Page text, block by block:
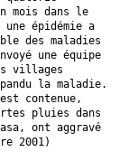
mois dans le
une épidémie a
des maladies
une équipe
villages
la maladie.
contenue,
pluies dans
ont aggravé
2001)